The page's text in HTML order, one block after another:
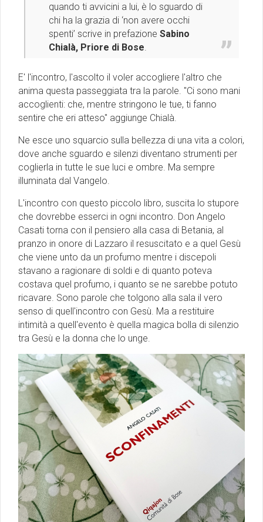
quando ti avvicini a lui, è lo sguardo di
chi ha la grazia di ‘non avere occhi
spenti’ scrive in prefazione Sabino
Chialà, Priore di Bose
E' l'incontro, l'ascolto il voler accogliere l'altro che
anima questa passeggiata tra la parole. ''Ci sono mani
accoglienti: che, mentre stringono le tue, ti fanno
sentire che eri atteso'' aggiunge Chialà.
Ne esce uno squarcio sulla bellezza di una vita a colori,
dove anche sguardo e silenzi diventano strumenti per
coglierla in tutte le sue luci e ombre. Ma sempre
illuminata dal Vangelo.
L'incontro con questo piccolo libro, suscita lo stupore
che dovrebbe esserci in ogni incontro. Don Angelo
Casati torna con il pensiero alla casa di Betania, al
pranzo in onore di Lazzaro il resuscitato e a quel Gesù
che viene unto da un profumo mentre i discepoli
stavano a ragionare di soldi e di quanto poteva
costava quel profumo, i quanto se ne sarebbe potuto
ricavare. Sono parole che tolgono alla sala il vero
senso di quell'incontro con Gesù. Ma a restituire
intimità a quell'evento è quella magica bolla di silenzio
tra Gesù e la donna che lo unge.